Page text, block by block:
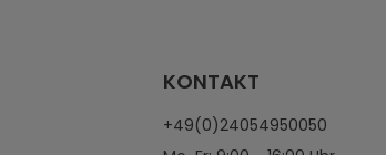
KONTAKT
+49(0)24054950050